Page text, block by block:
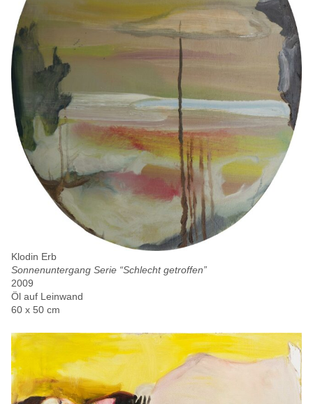
Klodin Erb
Sonnenuntergang Serie “Schlecht getroffen”
2009
Öl auf Leinwand
60 x 50 cm